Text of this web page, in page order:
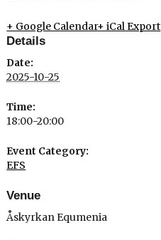
+ Google Calendar+ iCal Export
Details
Date:
2025-10-25
Time:
18:00-20:00
Event Category:
EFS
Venue
Åskyrkan Equmenia